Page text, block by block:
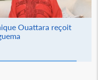
Ouattara reçoit